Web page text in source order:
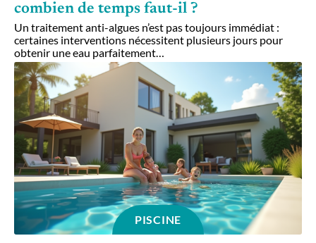
combien de temps faut-il ?
Un traitement anti-algues n’est pas toujours immédiat :
certaines interventions nécessitent plusieurs jours pour
obtenir une eau parfaitement…
PISCINE